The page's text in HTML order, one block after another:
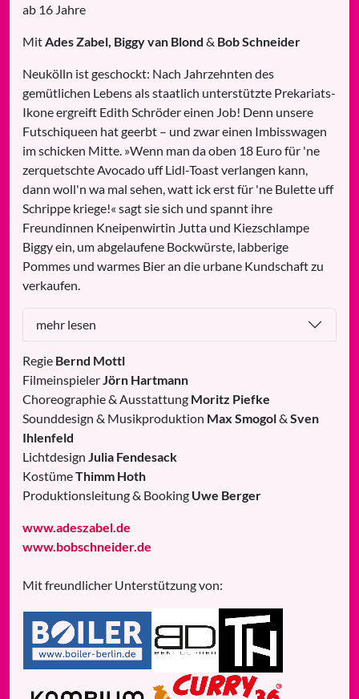
ab 16 Jahre
MitAdes Zabel, Biggy van Blond & Bob Schneider
Neukölln ist geschockt: Nach Jahrzehnten des
gemütlichen Lebens als staatlich unterstützte Prekariats-
Ikone ergreift Edith Schröder einen Job! Denn unsere
Futschiqueen hat geerbt – und zwar einen Imbisswagen
im schicken Mitte. »Wenn man da oben 18 Euro für 'ne
zerquetschte Avocado uff Lidl-Toast verlangen kann,
dann woll'n wa mal sehen, watt ick erst für 'ne Bulette uff
Schrippe kriege!« sagt sie sich und spannt ihre
Freundinnen Kneipenwirtin Jutta und Kiezschlampe
Biggy ein, um abgelaufene Bockwürste, labberige
Pommes und warmes Bier an die urbane Kundschaft zu
verkaufen.
mehr lesen
Regie Bernd Mottl
FilmeinspielerJörn Hartmann
Choreographie & Ausstattung Moritz Piefke
Sounddesign & Musikproduktion Max Smogol& Sven
Ihlenfeld
Lichtdesign Julia Fendesack
KostümeThimm Hoth
Produktionsleitung & Booking Uwe Berger
www.adeszabel.de
www.bobschneider.de
Mit freundlicher Unterstützung von: